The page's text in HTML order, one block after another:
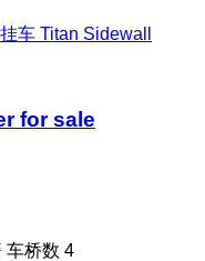
车 Titan Sidewall
for sale
车桥数 4